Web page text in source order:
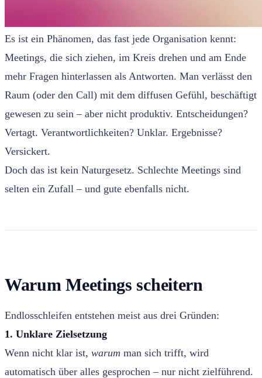
Es ist ein Phänomen, das fast jede Organisation kennt:
Meetings, die sich ziehen, im Kreis drehen und am Ende
mehr Fragen hinterlassen als Antworten. Man verlässt den
Raum (oder den Call) mit dem diffusen Gefühl, beschäftigt
gewesen zu sein – aber nicht produktiv. Entscheidungen?
Vertagt. Verantwortlichkeiten? Unklar. Ergebnisse?
Versickert.
Doch das ist kein Naturgesetz. Schlechte Meetings sind
selten ein Zufall – und gute ebenfalls nicht.
Warum Meetings scheitern
Endlosschleifen entstehen meist aus drei Gründen:
1. Unklare Zielsetzung
Wenn nicht klar ist, warum man sich trifft, wird
automatisch über alles gesprochen – nur nicht zielführend.